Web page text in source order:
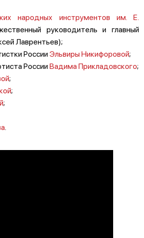
народных инструментов им. Е.
руководитель и главный
Лаврентьев);
РоссииЭльвиры Никифоровой;
РоссииВадима Прикладовского;
;
;
;